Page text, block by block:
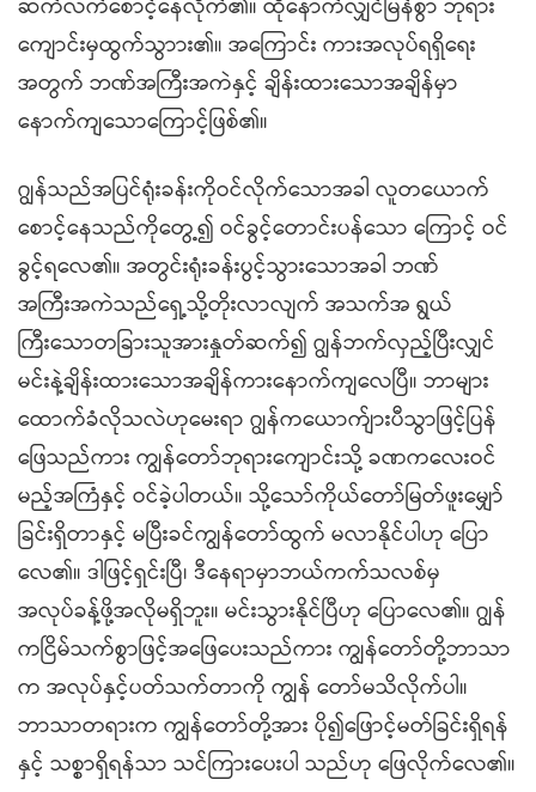
ဆက်လက်စောင့်နေလိုက်၏။ ထိုနောက်လျှင်မြန်စွာ ဘုရား
ကျောင်းမှထွက်သွာား၏။ အကြောင်း ကားအလုပ်ရရှိရေး
အတွက် ဘဏ်အကြီးအကဲနှင့် ချိန်းထားသောအချိန်မှာ
နောက်ကျသောကြောင့်ဖြစ်၏။
ဂျွန်သည်အပြင်ရုံးခန်းကိုဝင်လိုက်သောအခါ လူတယောက်
စောင့်နေသည်ကိုတွေ့၍ ဝင်ခွင့်တောင်းပန်သော ကြောင့် ဝင်
ခွင့်ရလေ၏။ အတွင်းရုံးခန်းပွင့်သွားသောအခါ ဘဏ်
အကြီးအကဲသည်ရှေ့သို့တိုးလာလျက် အသက်အ ရွယ်
ကြီးသောတခြားသူအားနှုတ်ဆက်၍ ဂျွန်ဘက်လှည့်ပြီးလျှင်
မင်းနဲ့ချိန်းထားသောအချိန်ကားနောက်ကျလေပြီ။ ဘာများ
ထောက်ခံလိုသလဲဟုမေးရာ ဂျွန်ကယောက်ျားပီသွာဖြင့်ပြန်
ဖြေသည်ကား ကျွန်တော်ဘုရားကျောင်းသို့ ခဏကလေးဝင်
မည့်အကြံနှင့် ဝင်ခဲ့ပါတယ်။ သို့သော်ကိုယ်တော်မြတ်ဖူးမျှော်
ခြင်းရှိတာနှင့် မပြီးခင်ကျွန်တော်ထွက် မလာနိုင်ပါဟု ပြော
လေ၏။ ဒါဖြင့်ရှင်းပြီ၊ ဒီနေရာမှာဘယ်ကက်သလစ်မှ
အလုပ်ခန့်ဖို့အလိုမရှိဘူး။ မင်းသွားနိုင်ပြီဟု ပြောလေ၏။ ဂျွန်
ကငြိမ်သက်စွာဖြင့်အဖြေပေးသည်ကား ကျွန်တော်တို့ဘာသာ
က အလုပ်နှင့်ပတ်သက်တာကို ကျွန် တော်မသိလိုက်ပါ။
ဘာသာတရားက ကျွန်တော်တို့အား ပို၍ဖြောင့်မတ်ခြင်းရှိရန်
နှင့် သစ္စာရှိရန်သာ သင်ကြားပေးပါ သည်ဟု ဖြေလိုက်လေ၏။